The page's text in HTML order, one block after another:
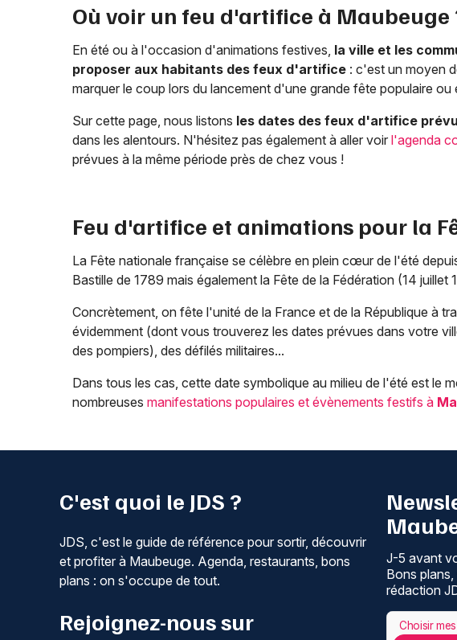
Où voir un feu d'artifice à Maubeuge
En été ou à l'occasion d'animations festives, la ville et les
proposer aux habitants des feux d'artifice : c'est un moyen
marquer le coup lors du lancement d'une grande fête populaire
Sur cette page, nous listons les dates des feux d'artifice
dans les alentours. N'hésitez pas également à aller voir l'agenda
prévues à la même période près de chez vous !
Feu d'artifice et animations pour la
La Fête nationale française se célèbre en plein cœur de l'été
Bastille de 1789 mais également la Fête de la Fédération (14 juillet
Concrètement, on fête l'unité de la France et de la République à
évidemment (dont vous trouverez les dates prévues dans votre
des pompiers), des défilés militaires...
Dans tous les cas, cette date symbolique au milieu de l'été est le
nombreuses manifestations populaires et évènements festifs à
C'est quoi le JDS ?
JDS, c'est le guide de référence pour sortir, découvrir
et profiter à Maubeuge. Agenda, restaurants, bons
plans : on s'occupe de tout.
Rejoignez-nous sur
J-5 avant
Bons
rédaction
Choisir